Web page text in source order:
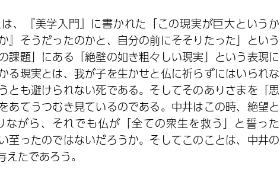
は、『美学入門』に書かれた「この現実が巨大というか
』そうだったのかと、自分の前にそそりたった」という
課題」にある「絶壁の如き粗々しい現実」という表現に
る現実とは、我が子を生かせと仏に祈らずにはいられな
とも避けられない死である。そしてそのありさまを「思
あてうつむき見ているのである。中井はこの時、絶望と
ながら、それでも仏が「全ての衆生を救う」と誓った
至ったのではないだろうか。そしてこのことは、中井の
たであろう。